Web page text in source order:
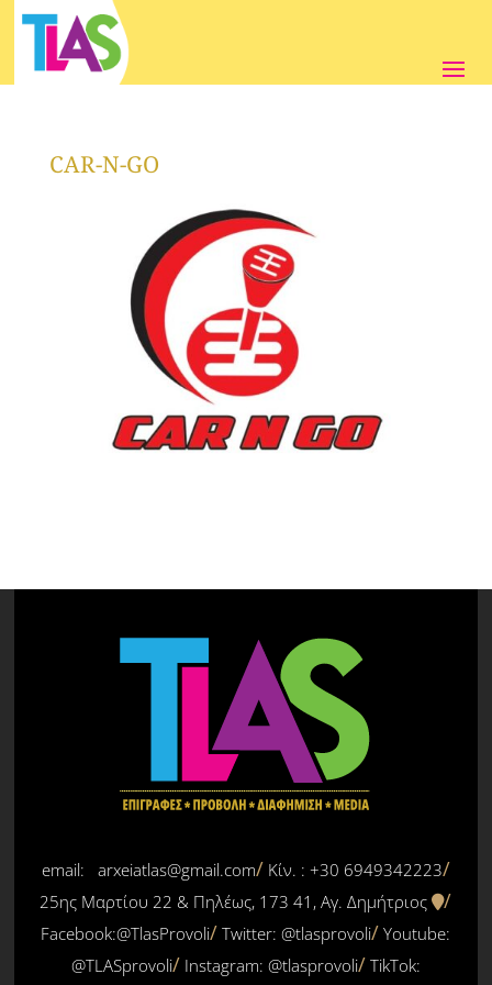
CAR-N-GO
email: arxeiatlas@gmail.com
Κίν. : +30 6949342223
25ης Μαρτίου 22 & Πηλέως, 173 41, Αγ. Δημήτριος
Facebook:@TlasProvoli Twitter:@tlasprovoli Youtube:
@TLASprovoli
Instagram: @tlasprovoli TikTok: